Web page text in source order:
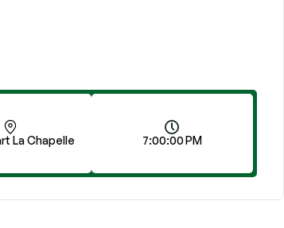
La Chapelle 7:00:00 PM